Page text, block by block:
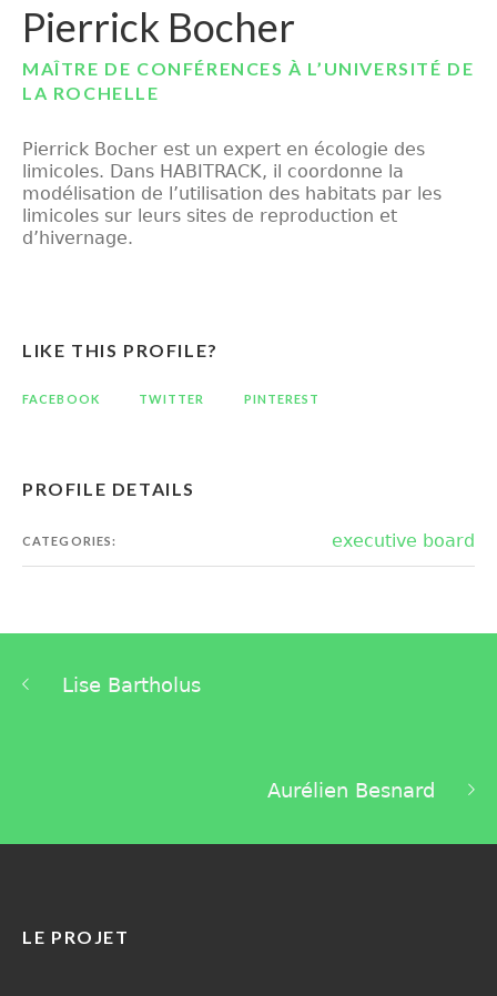
Pierrick Bocher
MAÎTRE DE CONFÉRENCES À L’UNIVERSITÉ DE
LA ROCHELLE
Pierrick Bocherest un expert en écologie des
limicoles. Dans HABITRACK, il coordonne la
modélisation de l’utilisation des habitats par les
limicoles sur leurs sites de reproduction et
d’hivernage.
LIKE THIS PROFILE?
FACEBOOK TWITTER PINTEREST
PROFILE DETAILS
CATEGORIES: executive board
Lise Bartholus
Aurélien Besnard
LE PROJET